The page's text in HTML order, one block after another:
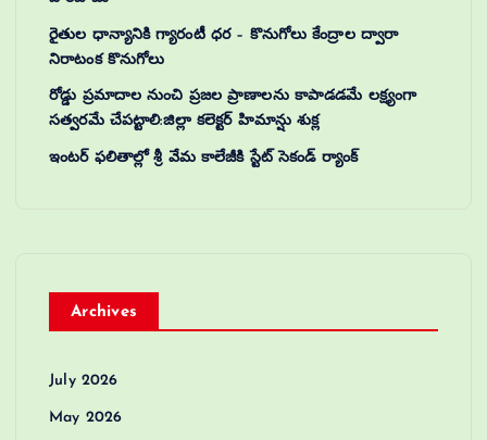
రైతుల ధాన్యానికి గ్యారంటీ ధర – కొనుగోలు కేంద్రాల ద్వారా
నిరాటంక కొనుగోలు
రోడ్డు ప్రమాదాల నుంచి ప్రజల ప్రాణాలను కాపాడడమే లక్ష్యంగా
సత్వరమే చేపట్టాలి:జిల్లా కలెక్టర్‌ హిమాన్షు శుక్ల
ఇంటర్ ఫలితాల్లో శ్రీ వేమ కాలేజీకి స్టేట్ సెకండ్ ర్యాంక్
Archives
July 2026
May 2026